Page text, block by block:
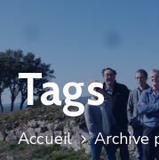
Tourisme
Manifestations
Vie
Municipale
Tags
Accueil Archive